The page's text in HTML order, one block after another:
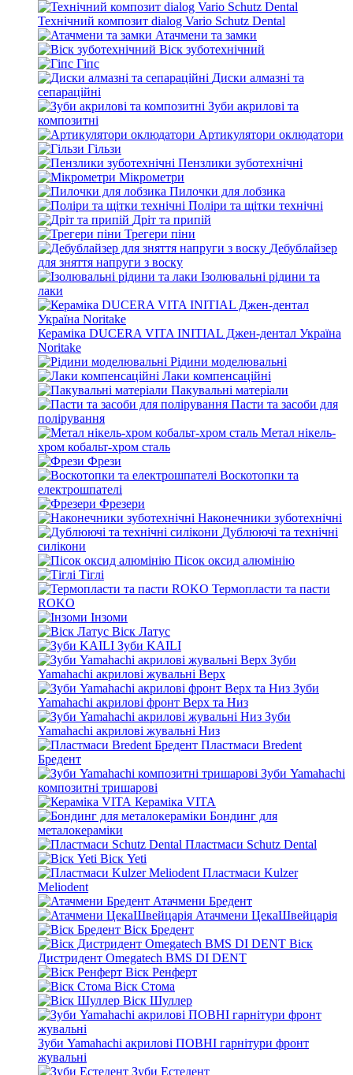
Технічний композит dialog Vario Schutz Dental
Атачмени та замки
Віск зуботехнічний
Гіпс
Диски алмазні та
сепараційні
Зуби акрилові та
композитні
Артикулятори оклюдатори
Гільзи
Пензлики зуботехнічні
Мікрометри
Пилочки для лобзика
Поліри та щітки технічні
Дріт та припій
Трегери піни
Дебублайзер
для зняття напруги з воску
Ізолювальні рідини та
лаки
Кераміка DUCERA VITA INITIAL Джен-дентал Україна
Noritake
Рідини моделювальні
Лаки компенсаційні
Пакувальні матеріали
Пасти та засоби для
полірування
Метал нікель-
хром кобальт-хром сталь
Фрези
Воскотопки та
електрошпателі
Фрезери
Наконечники зуботехнічні
Дублюючі та технічні
силікони
Пісок оксид алюмінію
Тіглі
Термопласти та пасти
ROKO
Інзоми
Віск Латус
Зуби KAILI
Зуби
Yamahachi акрилові жувальні Верх
Зуби
Yamahachi акрилові фронт Верх та Низ
Зуби
Yamahachi акрилові жувальні Низ
Пластмаси Bredent
Бредент
Зуби Yamahachi
композитні тришарові
Кераміка VITA
Бондинг для
металокераміки
Пластмаси Schutz Dental
Віск Yeti
Пластмаси Kulzer
Meliodent
Атачмени Бредент
Атачмени ЦекаШвейцарія
Віск Бредент
Віск
Дистридент Omegatech BMS DI DENT
Віск Ренферт
Віск Стома
Віск Шуллер
Зуби Yamahachi акрилові ПОВНІ гарнітури фронт
жувальні
Зуби Естедент